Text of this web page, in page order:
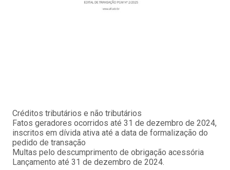
Créditos tributários e não tributários
Fatos geradores ocorridos até 31 de dezembro de 2024,
inscritos em dívida ativa até a data de formalização do
pedido de transação
Multas pelo descumprimento de obrigação acessória
Lançamento até 31 de dezembro de 2024.